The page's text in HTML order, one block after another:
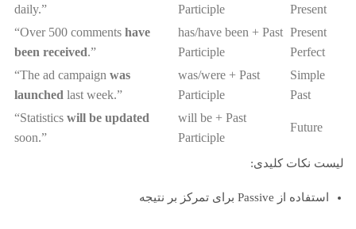
Present
Participle
daily.”
Present
Perfect
has/have been + Past
Participle
“Over 500 comments have
been received.”
Simple
Past
was/were + Past
Participle
“The ad campaign was
launched last week.”
Future
will be + Past
Participle
“Statistics will be updated
soon.”
لیست نکات کلیدی:
استفاده از Passive برای تمرکز بر نتیجه